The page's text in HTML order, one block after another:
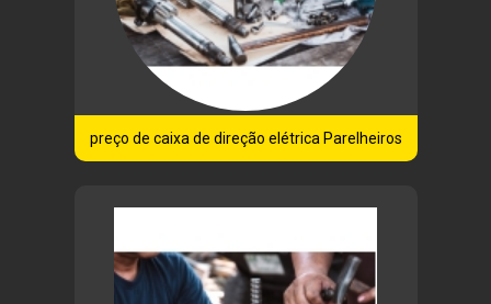
preço de caixa de direção elétrica Parelheiros